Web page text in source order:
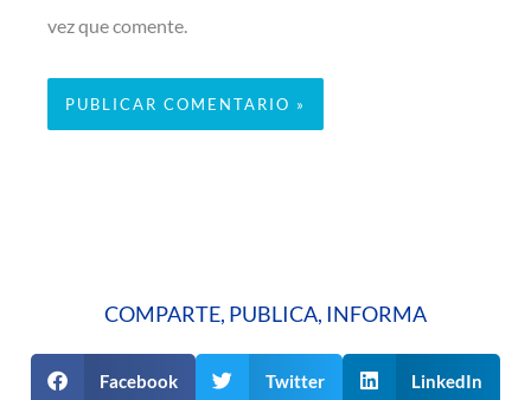
vez que comente.
COMPARTE, PUBLICA, INFORMA
Facebook Twitter LinkedIn